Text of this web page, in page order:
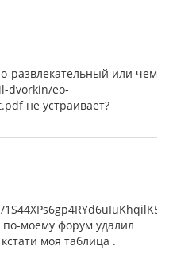
развлекательный или чем
dvorkin/eo-
не устраивает?
моему форум удалил
моя таблица .